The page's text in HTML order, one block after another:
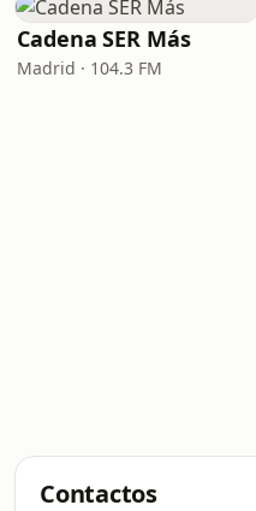
Cadena SER Más
Madrid · 104.3 FM
Contactos